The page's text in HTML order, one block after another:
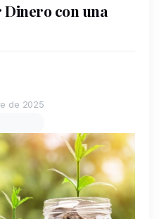
Dinero con una
de 2025